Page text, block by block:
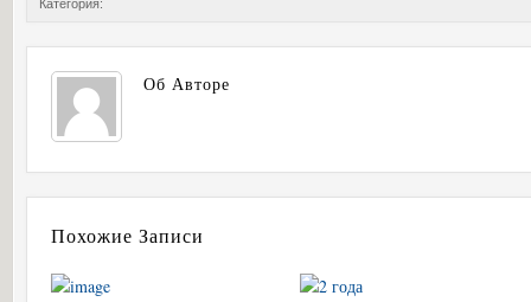
Категория:
Об Авторе
Похожие Записи